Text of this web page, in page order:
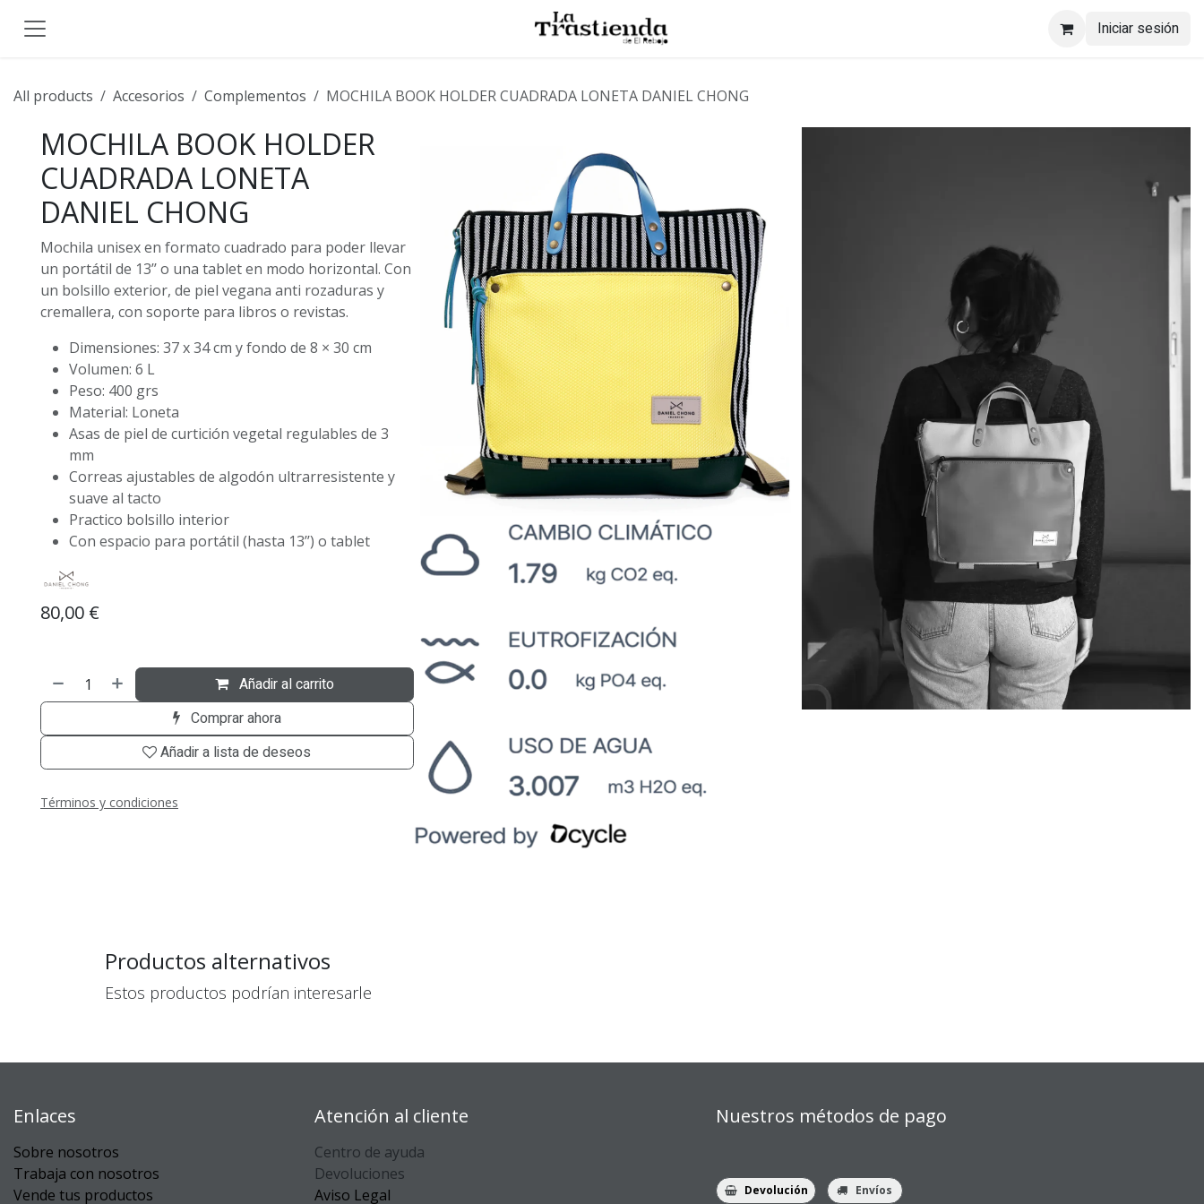
Iniciar sesión
All products Accesorios Complementos MOCHILA BOOK HOLDER CUADRADA LONETA DANIEL CHONG
MOCHILA BOOK HOLDER
CUADRADA LONETA
DANIEL CHONG
Mochila unisex en formato cuadrado para poder llevar
un portátil de 13’’ o una tablet en modo horizontal. Con
un bolsillo exterior, de piel vegana anti rozaduras y
cremallera, con soporte para libros o revistas.
Dimensiones: 37 x 34 cm y fondo de 8 × 30 cm
Volumen: 6 L
Peso: 400 grs
Material: Loneta
Asas de piel de curtición vegetal regulables de 3
mm
Correas ajustables de algodón ultrarresistente y
suave al tacto
Practico bolsillo interior
Con espacio para portátil (hasta 13’’) o tablet
80,00 €
Añadir al carrito
Comprar ahora
Añadir a lista de deseos
Términos y condiciones
Productos alternativos
Estos productos podrían interesarle
Enlaces
Sobre nosotros
Trabaja con nosotros
Vende tus productos
Atención al cliente
Centro de ayuda
Devoluciones
Aviso Legal
Nuestros métodos de pago
Devolución Envíos